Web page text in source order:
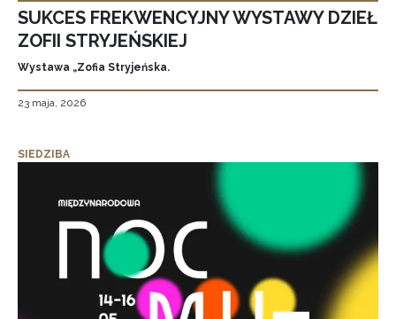
SUKCES FREKWENCYJNY WYSTAWY DZIEŁ
ZOFII STRYJEŃSKIEJ
Wystawa „Zofia Stryjeńska.
23 maja, 2026
SIEDZIBA